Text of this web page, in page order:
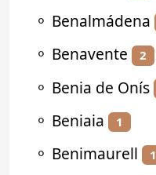
⚬ Benalmádena
⚬ Benavente 2
⚬ Benia de Onís
⚬ Beniaia 1
⚬ Benimaurell 1